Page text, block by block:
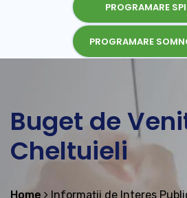
PROGRAMARE
PROGRAMARE
Buget de
Cheltuieli
Home Informații de Interes